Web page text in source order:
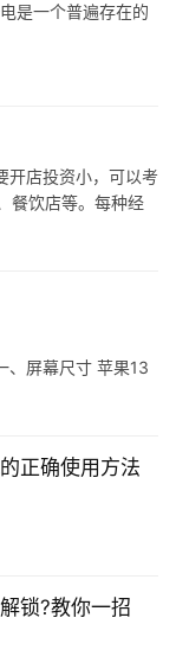
是一个普遍存在的
开店投资小，可以考
餐饮店等。每种经
屏幕尺寸 苹果13
正确使用方法
锁?教你一招